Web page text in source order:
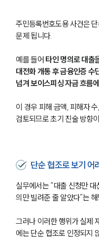
주민등록번호도용 사건은
문제 됩니다.
예를 들어 타인 명의로 대출
대전화 개통 후 금융인증 수
넘겨 보이스피싱 자금 흐름
이 경우 피해 금액, 피해자
검토되므로 초기 진술 방향
단순 협조로 보기 어
실무에서는 “대출 신청만 대
의만 빌려준 줄 알았다”는
그러나 이러한 행위가 실제
에는 단순 협조로 인정되지